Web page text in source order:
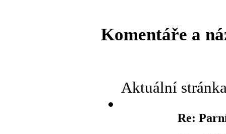
Komentáře a
Aktuální
Re: